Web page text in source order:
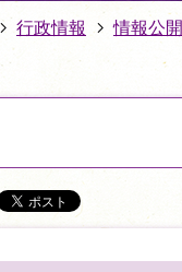
行政情報 情報公